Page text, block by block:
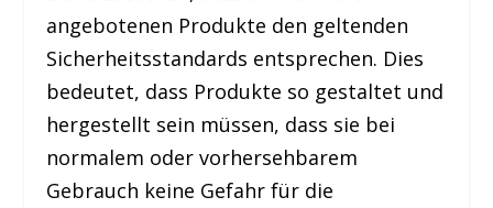
angebotenen Produkte den geltenden
Sicherheitsstandards entsprechen. Dies
bedeutet, dass Produkte so gestaltet und
hergestellt sein müssen, dass sie bei
normalem oder vorhersehbarem
Gebrauch keine Gefahr für die